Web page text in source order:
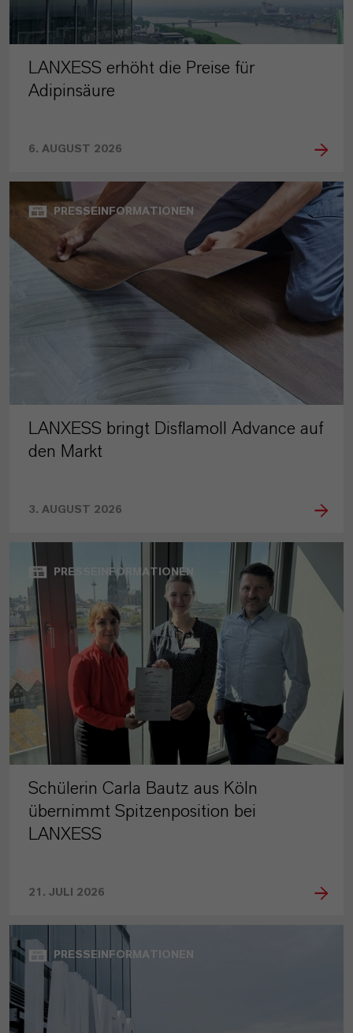
LANXESS erhöht die Preise für
Adipinsäure
6. AUGUST 2026
PRESSEINFORMATIONEN
LANXESS bringt Disflamoll Advance auf
den Markt
3. AUGUST 2026
PRESSEINFORMATIONEN
Schülerin Carla Bautz aus Köln
übernimmt Spitzenposition bei
LANXESS
21. JULI 2026
PRESSEINFORMATIONEN